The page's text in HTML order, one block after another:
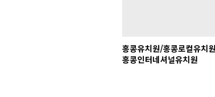
홍콩유치원/홍콩로컬유치
홍콩인터네셔널유치원